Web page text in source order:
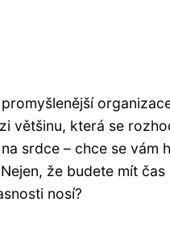
většinu, která se
srdce – chce se vám
že budete mít čas
nosí?